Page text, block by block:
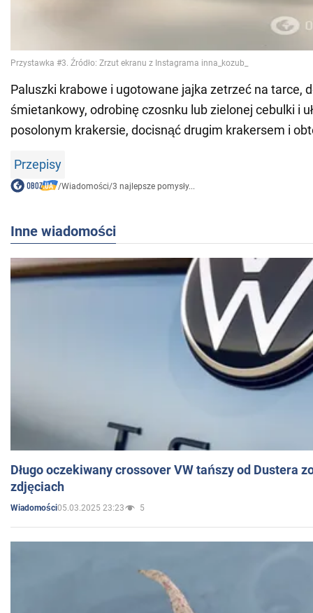
Paluszki krabowe i ugotowane jajka zetrzeć na tarce,
śmietankowy, odrobinę czosnku lub zielonej cebulki i
posolonym krakersie, docisnąć drugim krakersem i
Przepisy
/Wiadomości/3 najlepsze pomysły...
Inne wiadomości
Długo oczekiwany crossover VW tańszy od Dustera
zdjęciach
Wiadomości05.03.2025 23:23 5